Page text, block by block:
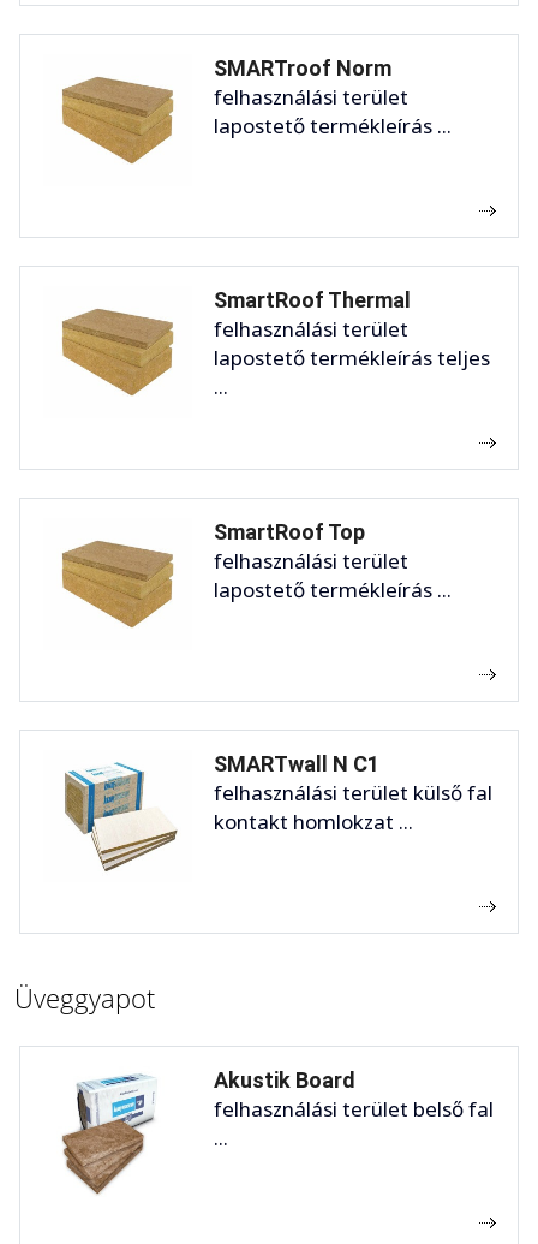
SMARTroof Norm
felhasználási terület
lapostető termékleírás ...
SmartRoof Thermal
felhasználási terület
lapostető termékleírás teljes
...
SmartRoof Top
felhasználási terület
lapostető termékleírás ...
SMARTwall N C1
felhasználási terület külső fal
kontakt homlokzat ...
Üveggyapot
Akustik Board
felhasználási terület belső fal
...